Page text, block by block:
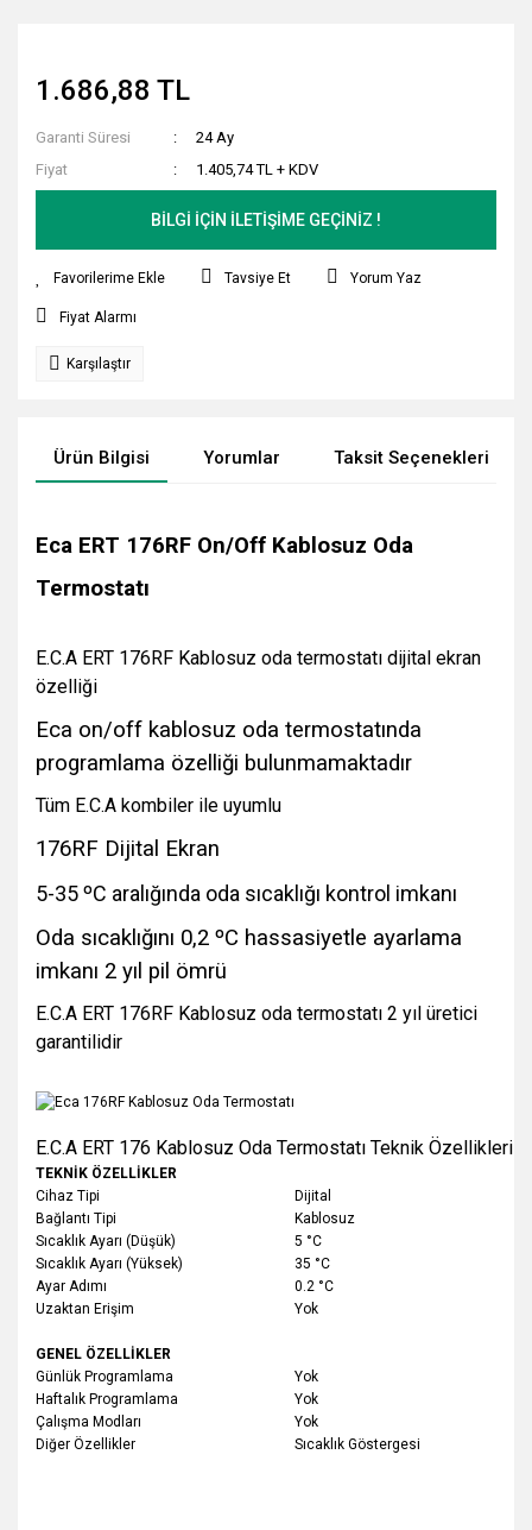
1.686,88 TL
Garanti Süresi
24 Ay
Fiyat
1.405,74 TL + KDV
BİLGİ İÇİN İLETİŞİME GEÇİNİZ !
Tavsiye Et Yorum Yaz
Fiyat Alarmı
Karşılaştır
Ürün Bilgisi Yorumlar Taksit Seçenekleri
Eca ERT 176RF On/Off Kablosuz Oda
Termostatı
E.C.A ERT 176RF Kablosuz oda termostatı dijital ekran
özelliği
Eca on/off kablosuz oda termostatında
programlama özelliği bulunmamaktadır
Tüm E.C.A kombiler ile uyumlu
176RF Dijital Ekran
5-35 ºC aralığında oda sıcaklığı kontrol imkanı
Oda sıcaklığını 0,2 ºC hassasiyetle ayarlama
imkanı 2 yıl pil ömrü
E.C.A ERT 176RF Kablosuz oda termostatı 2 yıl üretici
garantilidir
E.C.A ERT 176 Kablosuz Oda Termostatı Teknik Özellikleri
TEKNİK ÖZELLİKLER
Cihaz Tipi
Dijital
Bağlantı Tipi
Kablosuz
Sıcaklık Ayarı (Düşük)
5 °C
Sıcaklık Ayarı (Yüksek)
35 °C
Ayar Adımı
0.2 °C
Uzaktan Erişim
Yok
GENEL ÖZELLİKLER
Günlük Programlama
Yok
Haftalık Programlama
Yok
Çalışma Modları
Yok
Diğer Özellikler
Sıcaklık Göstergesi